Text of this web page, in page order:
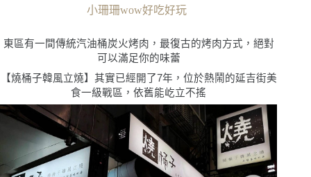
小珊珊wow好吃好玩
東區有一間傳統汽油桶炭火烤肉，最復古的烤肉方式，絕對
可以滿足你的味蕾
【燒桶子韓風立燒】其實已經開了7年，位於熱鬧的延吉街美
食一級戰區，依舊能屹立不搖